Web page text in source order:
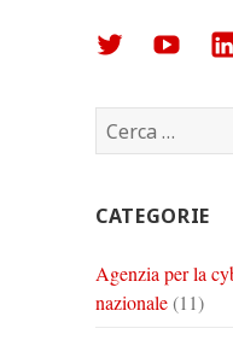
Arturo
Corinto
su
Arturo
Corinto
su
su
Ricerca
per:
CATEGORIE
Agenzia per la
nazionale(11)